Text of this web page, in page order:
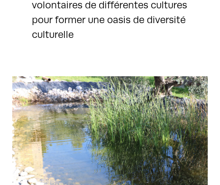
volontaires de différentes cultures
pour former une oasis de diversité
culturelle